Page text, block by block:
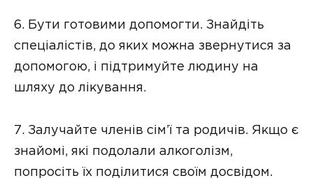
6. Бути готовими допомогти. Знайдіть
спеціалістів, до яких можна звернутися за
допомогою, і підтримуйте людину на
шляху до лікування.
7. Залучайте членів сім’ї та родичів. Якщо є
знайомі, які подолали алкоголізм,
попросіть їх поділитися своїм досвідом.